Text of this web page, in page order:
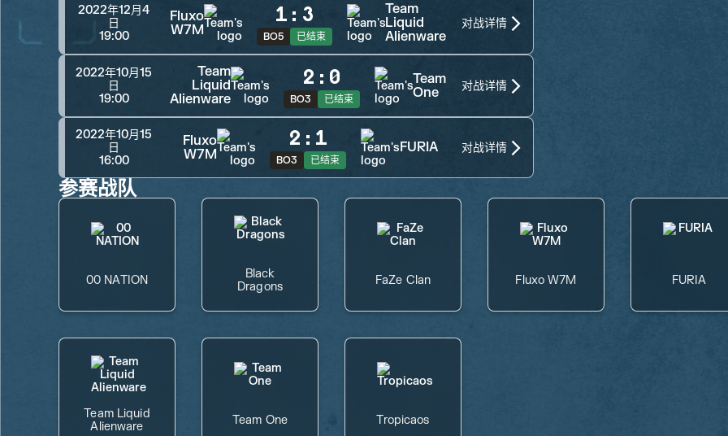
2022年12月4
日
19:00
Fluxo
W7M
1 : 3
BO5 已结束
Team
Liquid
Alienware
对战详情
2022年10月15
日
19:00
Team
Liquid
Alienware
2 : 0
BO3 已结束
Team
One
对战详情
2022年10月15
日
16:00
Fluxo
W7M
2 : 1
BO3 已结束
FURIA 对战详情
参赛战队
00 NATION
Black
Dragons
FaZe Clan Fluxo W7M FURIA
Team Liquid
Alienware
Team One Tropicaos